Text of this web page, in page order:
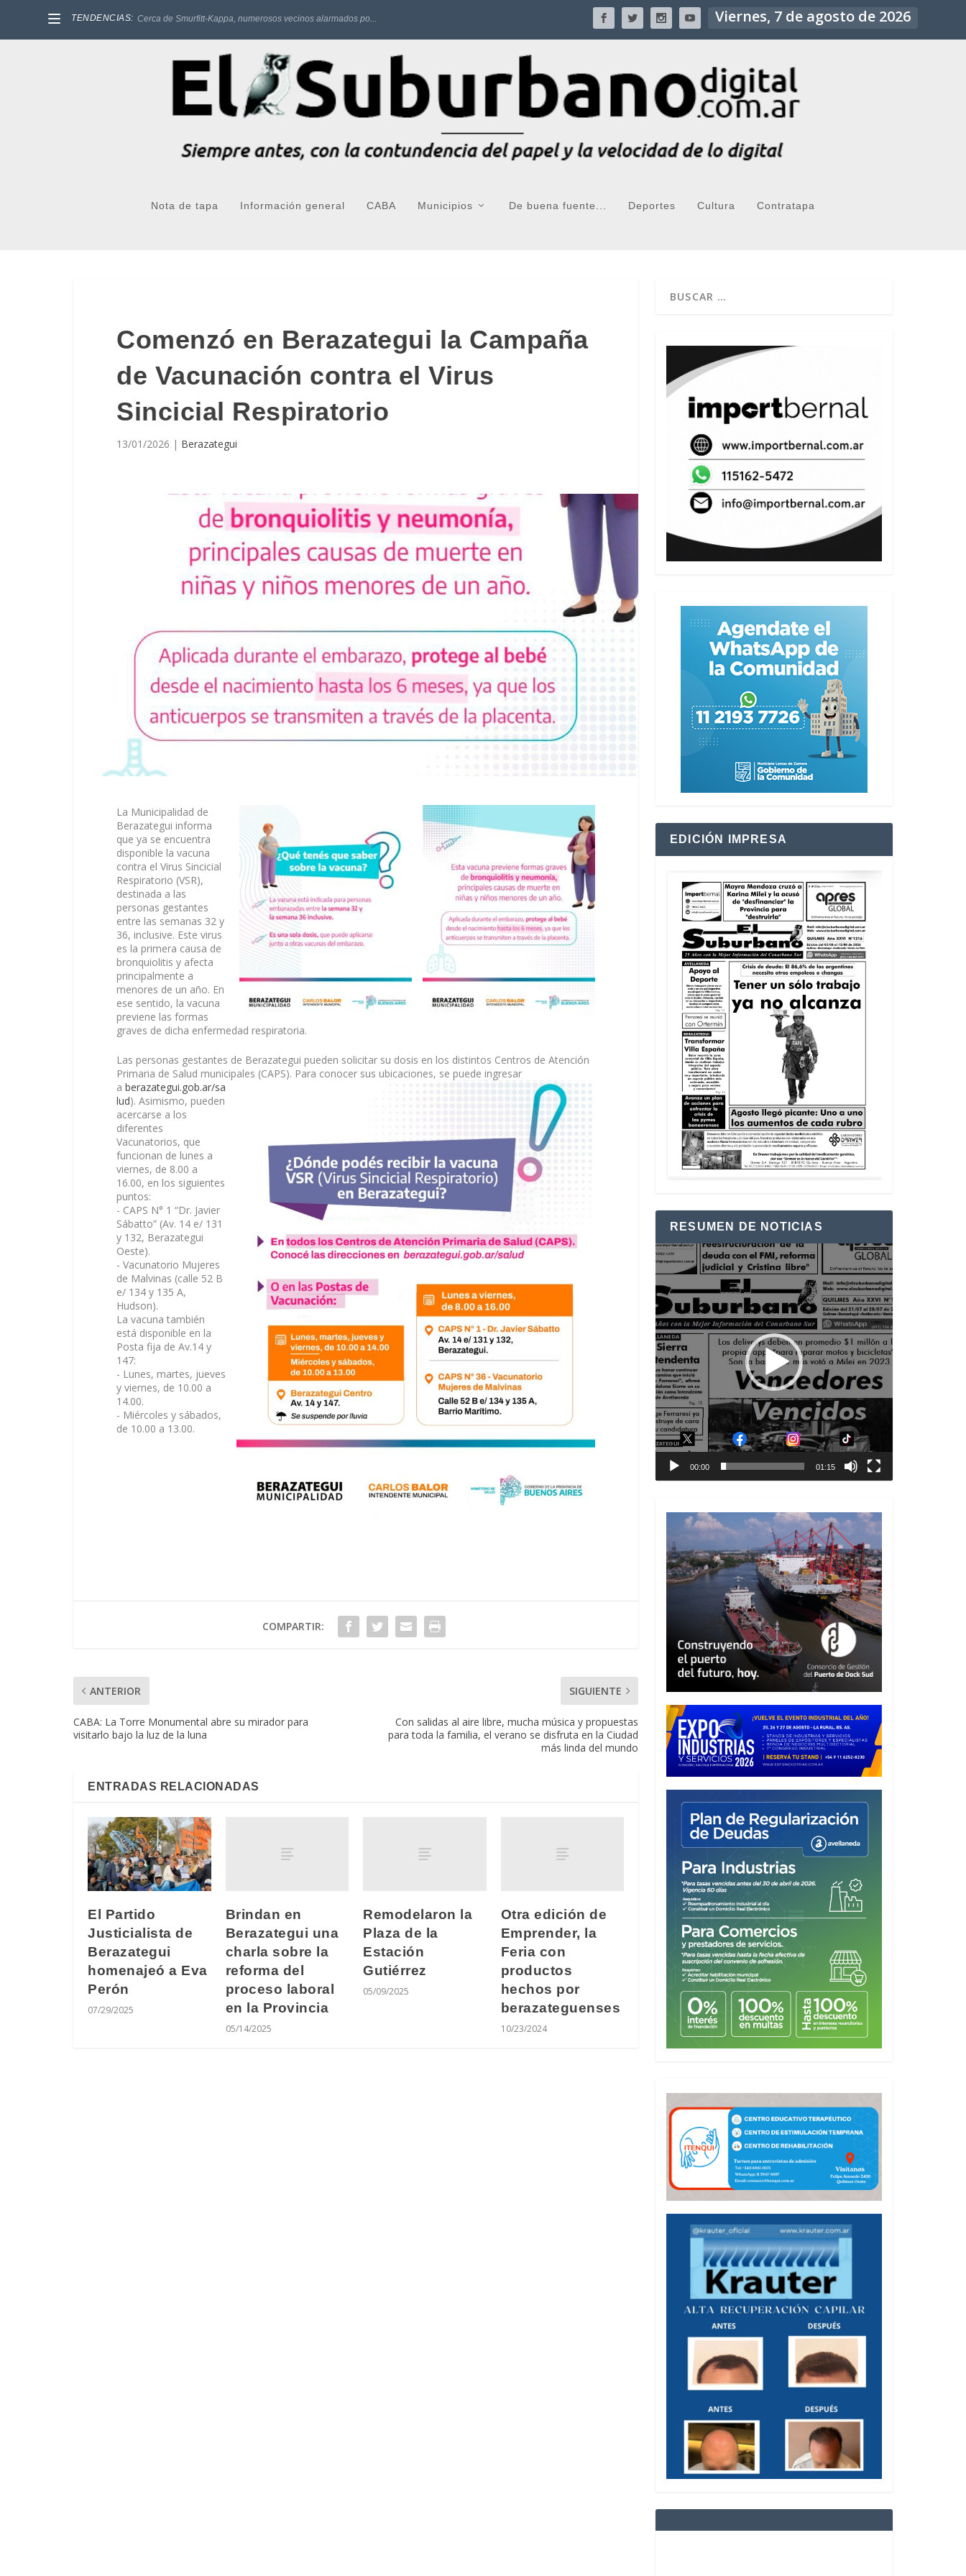
TENDENCIAS: Cerca de Smurfitt-Kappa, numerosos vecinos alarmados po... Viernes, 7 de agosto de 2026
Nota de tapa Información general CABA Municipios De buena fuente... Deportes Cultura Contratapa
Comenzó en Berazategui la Campaña
de Vacunación contra el Virus
Sincicial Respiratorio
13/01/2026 | Berazategui
La Municipalidad de
Berazategui informa
que ya se encuentra
disponible la vacuna
contra el Virus Sincicial
Respiratorio (VSR),
destinada a las
personas gestantes
entre las semanas 32 y
36, inclusive. Este virus
es la primera causa de
bronquiolitis y afecta
principalmente a
menores de un año. En
ese sentido, la vacuna
previene las formas
graves de dicha enfermedad respiratoria.
Las personas gestantes de Berazategui pueden solicitar su dosis en los distintos Centros de Atención
Primaria de Salud municipales (CAPS). Para conocer sus ubicaciones, se puede ingresar
a berazategui.gob.ar/sa
lud). Asimismo, pueden
acercarse a los
diferentes
Vacunatorios, que
funcionan de lunes a
viernes, de 8.00 a
16.00, en los siguientes
puntos:
- CAPS N° 1 “Dr. Javier
Sábatto” (Av. 14 e/ 131
y 132, Berazategui
Oeste).
- Vacunatorio Mujeres
de Malvinas (calle 52 B
e/ 134 y 135 A,
Hudson).
La vacuna también
está disponible en la
Posta fija de Av.14 y
147:
- Lunes, martes, jueves
y viernes, de 10.00 a
14.00.
- Miércoles y sábados,
de 10.00 a 13.00.
COMPARTIR:
ANTERIOR
CABA: La Torre Monumental abre su mirador para
visitarlo bajo la luz de la luna
SIGUIENTE
Con salidas al aire libre, mucha música y propuestas
para toda la familia, el verano se disfruta en la Ciudad
más linda del mundo
ENTRADAS RELACIONADAS
El Partido
Justicialista de
Berazategui
homenajeó a Eva
Perón
07/29/2025
Brindan en
Berazategui una
charla sobre la
reforma del
proceso laboral
en la Provincia
05/14/2025
Remodelaron la
Plaza de la
Estación
Gutiérrez
05/09/2025
Otra edición de
Emprender, la
Feria con
productos
hechos por
berazateguenses
10/23/2024
EDICIÓN IMPRESA
RESUMEN DE NOTICIAS
Reproductor
de
vídeo
00:00 01:15